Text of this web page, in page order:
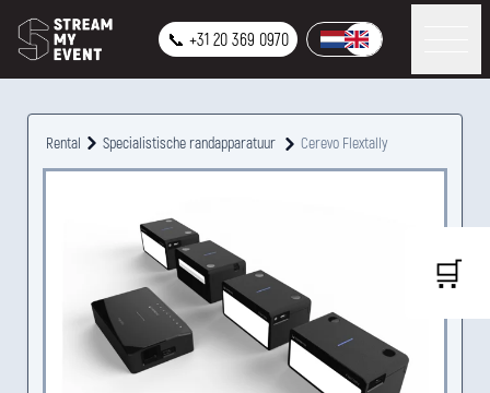
📞 +31 20 369 0970
Rental Specialistische randapparatuur Cerevo Flextally
🛒